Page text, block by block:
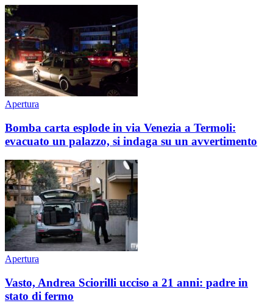
Apertura
Bomba carta esplode in via Venezia a Termoli:
evacuato un palazzo, si indaga su un avvertimento
Apertura
Vasto, Andrea Sciorilli ucciso a 21 anni: padre in
stato di fermo